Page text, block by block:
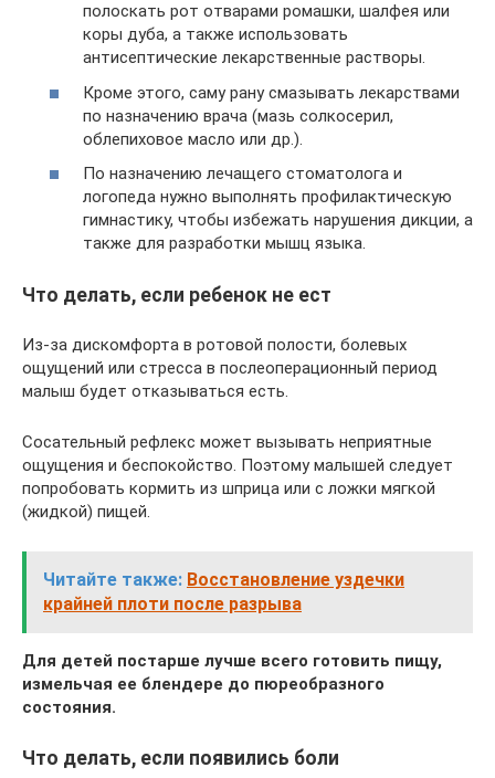
полоскать рот отварами ромашки, шалфея или
коры дуба, а также использовать
антисептические лекарственные растворы.
Кроме этого, саму рану смазывать лекарствами
по назначению врача (мазь солкосерил,
облепиховое масло или др.).
По назначению лечащего стоматолога и
логопеда нужно выполнять профилактическую
гимнастику, чтобы избежать нарушения дикции, а
также для разработки мышц языка.
Что делать, если ребенок не ест
Из-за дискомфорта в ротовой полости, болевых
ощущений или стресса в послеоперационный период
малыш будет отказываться есть.
Сосательный рефлекс может вызывать неприятные
ощущения и беспокойство. Поэтому малышей следует
попробовать кормить из шприца или с ложки мягкой
(жидкой) пищей.
Читайте также: Восстановление уздечки
крайней плоти после разрыва
Для детей постарше лучше всего готовить пищу,
измельчая ее блендере до пюреобразного
состояния.
Что делать, если появились боли